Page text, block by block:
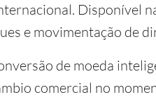
Disponível
e movimentação de
de moeda
comercial no